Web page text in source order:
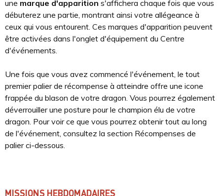
une marque d'apparition s'affichera chaque fois que vous
débuterez une partie, montrant ainsi votre allégeance à
ceux qui vous entourent. Ces marques d'apparition peuvent
être activées dans l'onglet d'équipement du Centre
d'événements.
Une fois que vous avez commencé l'événement, le tout
premier palier de récompense à atteindre offre une icone
frappée du blason de votre dragon. Vous pourrez également
déverrouiller une posture pour le champion élu de votre
dragon. Pour voir ce que vous pourrez obtenir tout au long
de l'événement, consultez la section Récompenses de
palier ci-dessous.
MISSIONS HEBDOMADAIRES